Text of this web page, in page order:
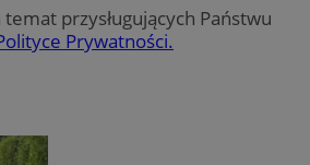
przysługujących Państwu
Prywatności.